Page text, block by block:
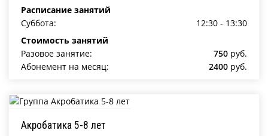
Расписание занятий
Суббота:
12:30 - 13:30
Стоимость занятий
Разовое занятие:
750 руб.
Абонемент на месяц:
2400 руб.
Акробатика 5-8 лет